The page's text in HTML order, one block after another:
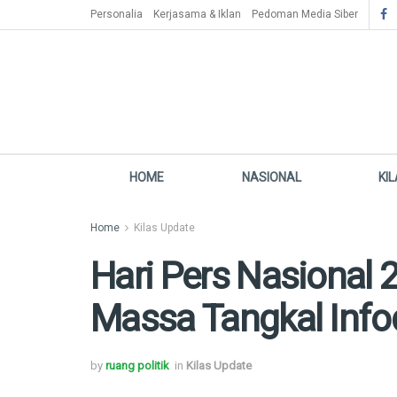
Personalia Kerjasama & Iklan Pedoman Media Siber
HOME NASIONAL
Home Kilas Update
Hari Pers Nasional
Massa Tangkal
by ruang politik in Kilas Update